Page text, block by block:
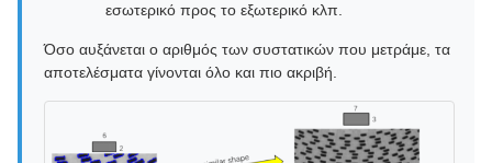
εσωτερικό προς το εξωτερικό κλπ.
Όσο αυξάνεται ο αριθμός των συστατικών που μετράμε, τα
αποτελέσματα γίνονται όλο και πιο ακριβή.